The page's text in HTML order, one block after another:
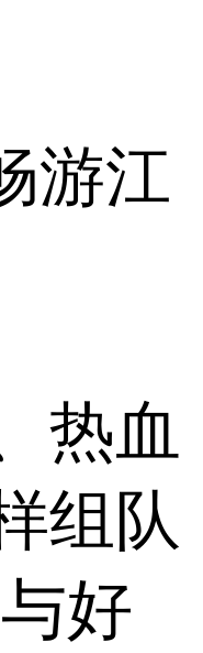
游江
热血
组队
好